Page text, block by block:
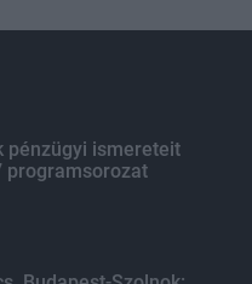
pénzügyi ismereteit
programsorozat